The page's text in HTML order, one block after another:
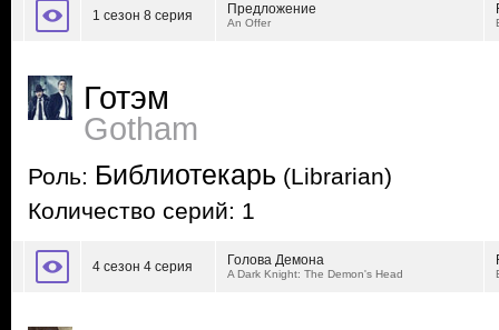
1 сезон 8 серия Предложение
An Offer
Готэм
Gotham
Роль: Библиотекарь (Librarian)
Количество серий: 1
4 сезон 4 серия Голова Демона
A Dark Knight: The Demon's Head